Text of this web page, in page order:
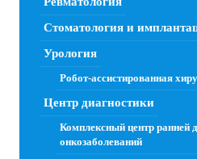
Стоматология и
Урология
Робот-ассистированная
Центр диагностики
Комплексный центр ранней
онкозаболеваний